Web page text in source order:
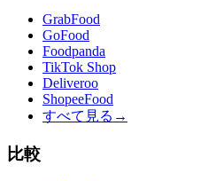
GrabFood
GoFood
Foodpanda
TikTok Shop
Deliveroo
ShopeeFood
すべて見る →
比較